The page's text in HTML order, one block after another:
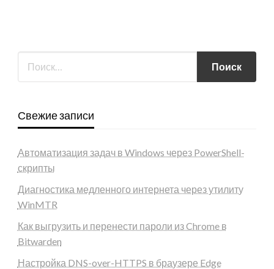
Свежие записи
Автоматизация задач в Windows через PowerShell-
скрипты
Диагностика медленного интернета через утилиту
WinMTR
Как выгрузить и перенести пароли из Chrome в
Bitwarden
Настройка DNS-over-HTTPS в браузере Edge